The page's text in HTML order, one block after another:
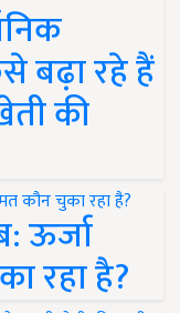
बढ़ा रहे हैं
की
ऊर्जा
रहा है?